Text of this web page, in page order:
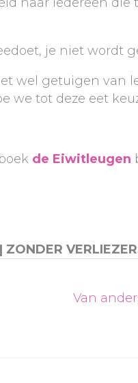
je niet wordt
wel getuigen van
we tot deze eet
de Eiwitleugen
Van